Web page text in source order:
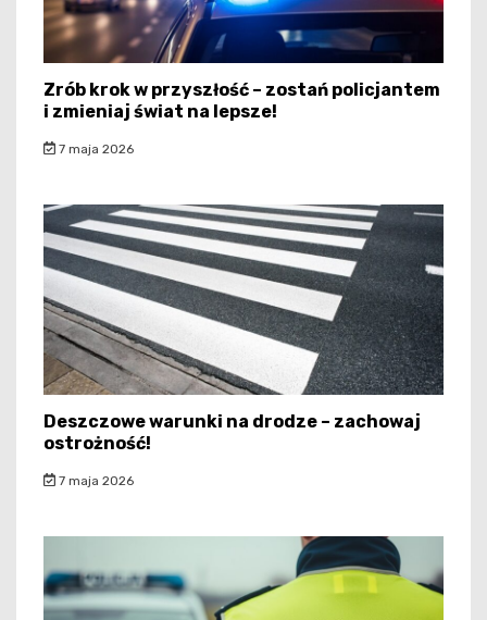
Zrób krok w przyszłość – zostań policjantem
i zmieniaj świat na lepsze!
7 maja 2026
Deszczowe warunki na drodze – zachowaj
ostrożność!
7 maja 2026